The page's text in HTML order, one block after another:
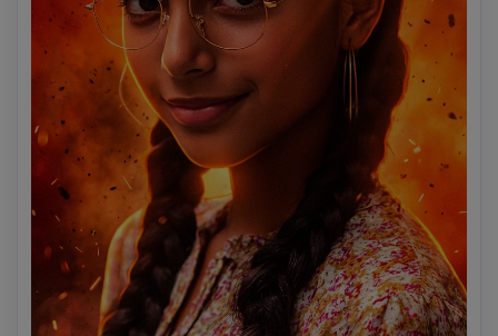
dengan kedalaman bayangan dan efek emboss; teks
harus terasa secara fisik menjadi bagian dari poster,
berlapis secara alami di atas adegan bawah tanpa
menutupi wajah; suasana keseluruhan keras, eksplosif,
sinematik, pemberontak, dan ikonik; kualitas ilustrasi
ultra-detail dengan fokus tajam dan pencahayaan
sinematik dramatis; tidak ada teks tambahan, tidak ada
tanda air, tidak ada logo, tidak ada warna pastel lembut,
tidak ada tampilan fotorealistik.